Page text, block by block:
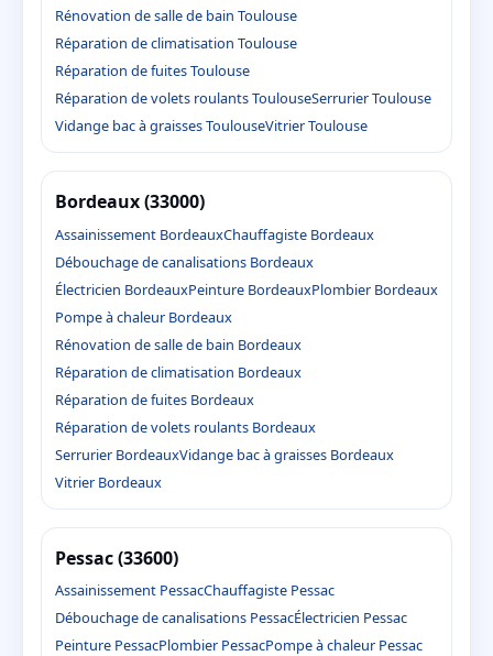
Rénovation de salle de bain Toulouse
Réparation de climatisation Toulouse
Réparation de fuites Toulouse
Réparation de volets roulants ToulouseSerrurier Toulouse
Vidange bac à graisses ToulouseVitrier Toulouse
Bordeaux (33000)
Assainissement BordeauxChauffagiste Bordeaux
Débouchage de canalisations Bordeaux
Électricien BordeauxPeinture BordeauxPlombier Bordeaux
Pompe à chaleur Bordeaux
Rénovation de salle de bain Bordeaux
Réparation de climatisation Bordeaux
Réparation de fuites Bordeaux
Réparation de volets roulants Bordeaux
Serrurier BordeauxVidange bac à graisses Bordeaux
Vitrier Bordeaux
Pessac (33600)
Assainissement PessacChauffagiste Pessac
Débouchage de canalisations PessacÉlectricien Pessac
Peinture PessacPlombier PessacPompe à chaleur Pessac